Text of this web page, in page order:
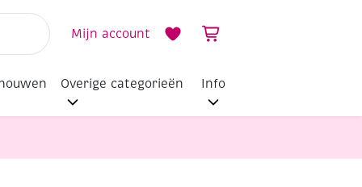
Mijn account
Overige categorieën Info